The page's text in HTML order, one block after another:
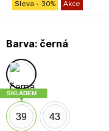
Akce
Sleva - 30%
Barva: černá
39
SKLADEM
43